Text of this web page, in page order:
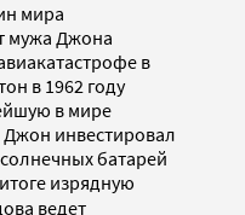
мира
мужа Джона
в
в 1962 году
в мире
Джон инвестировал
батарей
изрядную
ведет